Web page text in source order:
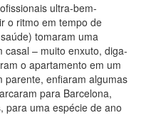
ultra-bem-
o ritmo em tempo de
tomaram uma
– muito enxuto, diga-
o apartamento em um
parente, enfiaram algumas
para Barcelona,
para uma espécie de ano